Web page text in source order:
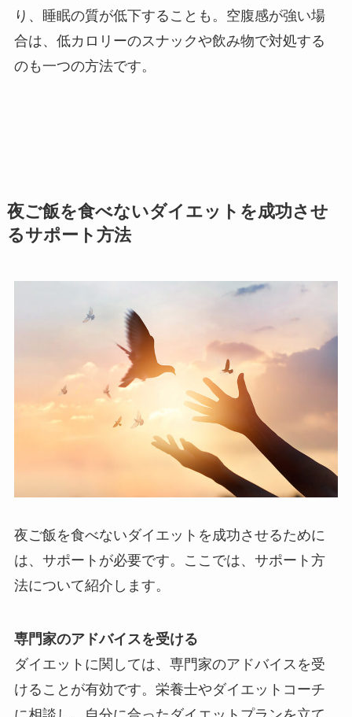
り、睡眠の質が低下することも。空腹感が強い場
合は、低カロリーのスナックや飲み物で対処する
のも一つの方法です。
夜ご飯を食べないダイエットを成功させ
るサポート方法
夜ご飯を食べないダイエットを成功させるために
は、サポートが必要です。ここでは、サポート方
法について紹介します。
専門家のアドバイスを受ける
ダイエットに関しては、専門家のアドバイスを受
けることが有効です。栄養士やダイエットコーチ